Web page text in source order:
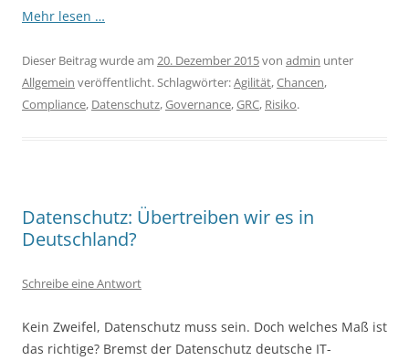
Mehr lesen …
Dieser Beitrag wurde am 20. Dezember 2015von admin unter
Allgemein veröffentlicht. Schlagwörter:Agilität,Chancen,
Compliance, Datenschutz,Governance,GRC, Risiko.
Datenschutz: Übertreiben wir es in
Deutschland?
Schreibe eine Antwort
Kein Zweifel, Datenschutz muss sein. Doch welches Maß ist
das richtige? Bremst der Datenschutz deutsche IT-